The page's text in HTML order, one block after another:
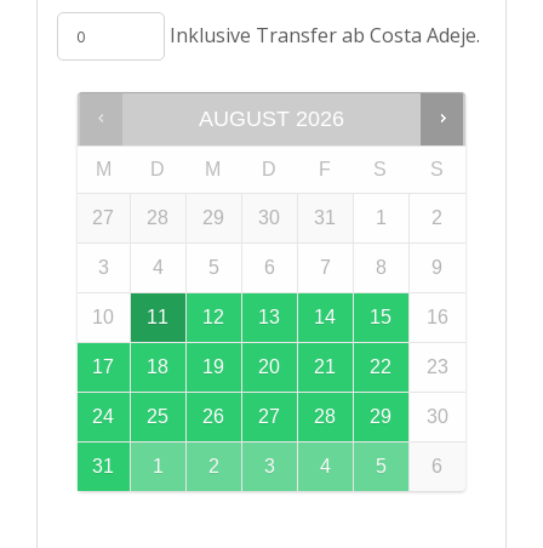
Inklusive Transfer ab Costa Adeje.
AUGUST 2026
M D M D F S S
27 28 29 30 31 1 2
3 4 5 6 7 8 9
10 11 12 13 14 15 16
17 18 19 20 21 22 23
24 25 26 27 28 29 30
31 1 2 3 4 5 6